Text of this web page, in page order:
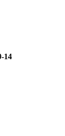
14